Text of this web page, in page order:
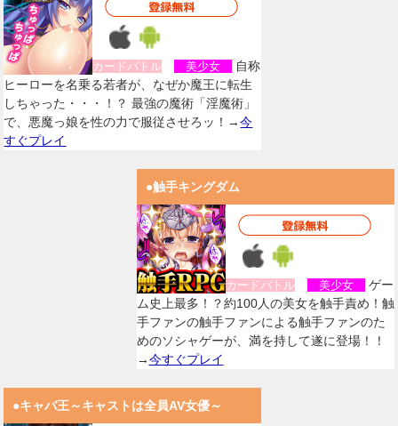
カードバトル 美少女
自称
ヒーローを名乗る若者が、なぜか魔王に転生
しちゃった・・・！？ 最強の魔術「淫魔術」
で、悪魔っ娘を性の力で服従させろッ！→今
すぐプレイ
●触手キングダム
カードバトル 美少女
ゲー
ム史上最多！？約100人の美女を触手責め！触
手ファンの触手ファンによる触手ファンのた
めのソシャゲーが、満を持して遂に登場！！
→今すぐプレイ
●キャバ王～キャストは全員AV女優～